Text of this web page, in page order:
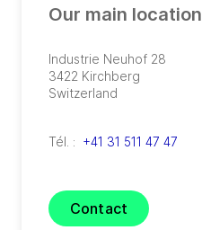
Our main location
Industrie Neuhof 28
3422 Kirchberg
Switzerland
Tél. : +41 31 511 47 47
Contact